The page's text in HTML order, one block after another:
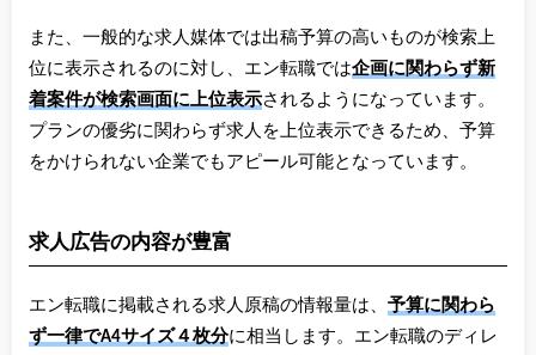
また、一般的な求人媒体では出稿予算の高いものが検索上
位に表示されるのに対し、エン転職では企画に関わらず新
着案件が検索画面に上位表示されるようになっています。
プランの優劣に関わらず求人を上位表示できるため、予算
をかけられない企業でもアピール可能となっています。
求人広告の内容が豊富
エン転職に掲載される求人原稿の情報量は、 予算に関わら
ず一律でA4サイズ４枚分に相当します。エン転職のディレ